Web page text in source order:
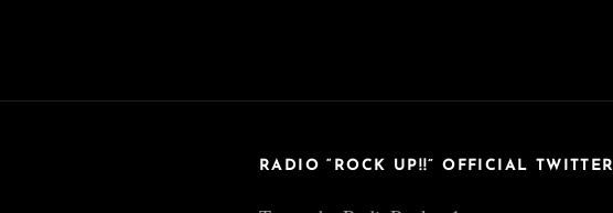
RADIO “ROCK UP!!” OFFICIAL TWITTER